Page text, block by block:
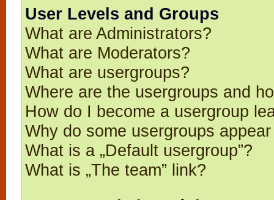
User Levels and Groups
What are Administrators?
What are Moderators?
What are usergroups?
Where are the usergroups and
How do I become a usergroup
Why do some usergroups
What is a „Default usergroup”?
What is „The team” link?